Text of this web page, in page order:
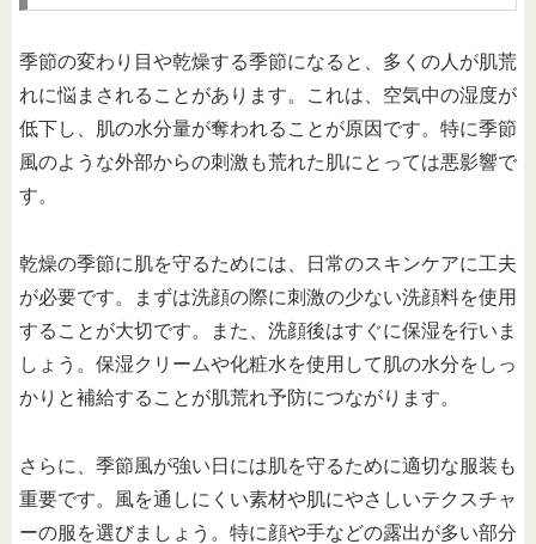
季節の変わり目や乾燥する季節になると、多くの人が肌荒
れに悩まされることがあります。これは、空気中の湿度が
低下し、肌の水分量が奪われることが原因です。特に季節
風のような外部からの刺激も荒れた肌にとっては悪影響で
す。
乾燥の季節に肌を守るためには、日常のスキンケアに工夫
が必要です。まずは洗顔の際に刺激の少ない洗顔料を使用
することが大切です。また、洗顔後はすぐに保湿を行いま
しょう。保湿クリームや化粧水を使用して肌の水分をしっ
かりと補給することが肌荒れ予防につながります。
さらに、季節風が強い日には肌を守るために適切な服装も
重要です。風を通しにくい素材や肌にやさしいテクスチャ
ーの服を選びましょう。特に顔や手などの露出が多い部分